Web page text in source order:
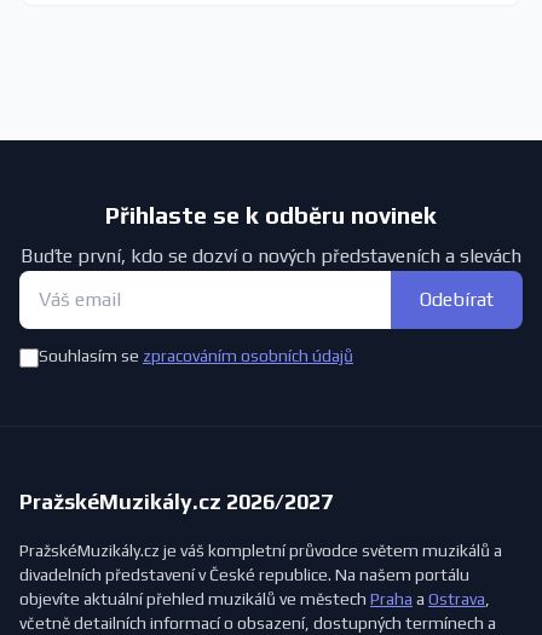
Přihlaste se k odběru novinek
Buďte první, kdo se dozví o nových představeních a slevách
Odebírat
Souhlasím se zpracováním osobních údajů
PražskéMuzikály.cz 2026/2027
PražskéMuzikály.cz je váš kompletní průvodce světem muzikálů a
divadelních představení v České republice. Na našem portálu
objevíte aktuální přehled muzikálů ve městech Praha a Ostrava
včetně detailních informací o obsazení, dostupných termínech a